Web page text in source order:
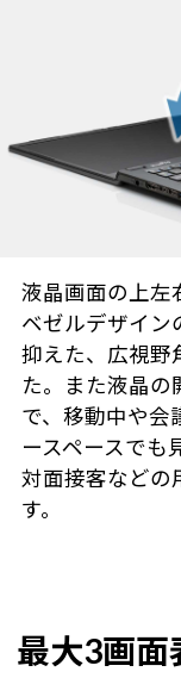
液晶画面の上左
ベゼルデザイン
抑えた、広視野
た。また液晶の
で、移動中や会
ースペースでも
対面接客などの
す。
最大3画面